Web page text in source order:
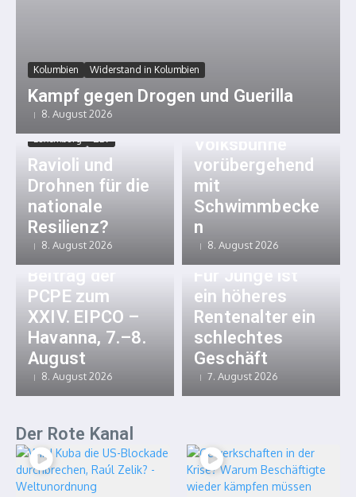
Kolumbien Widerstand in Kolumbien
Kampf gegen Drogen und Guerilla
8. August 2026
Luxemburg ZLV
Ravioli und
Drohnen für die
nationale
Resilienz?
8. August 2026
Luxemburg ZLV
Volksbühne
vorübergehend
mit
Schwimmbecke
n
8. August 2026
Spanien
Beitrag der
PCPE zum
XXIV. EIPCO –
Havanna, 7.–8.
August
8. August 2026
DGB Klassenkampf
Für Junge ist
ein höheres
Rentenalter ein
schlechtes
Geschäft
7. August 2026
Der Rote Kanal